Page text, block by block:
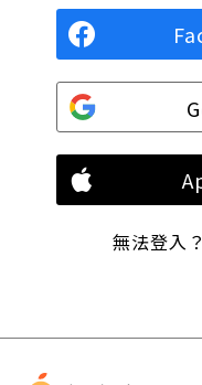
無法登入